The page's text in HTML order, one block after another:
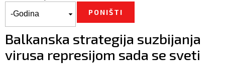
Balkanska strategija suzbijanja
virusa represijom sada se sveti